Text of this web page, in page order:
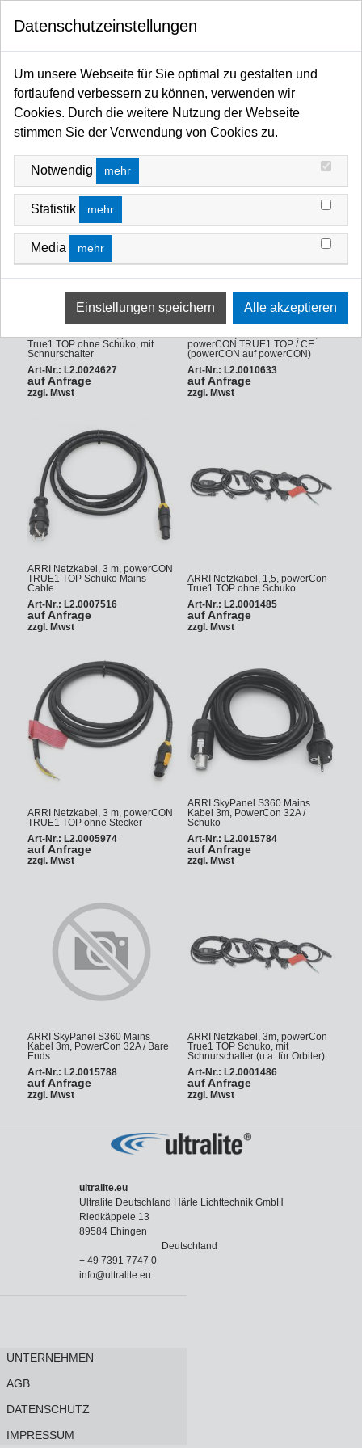
Startseite
LED
ARRI Orbiter / LED
Sonstiges ARRI Zubehör
Netzkabel / Daisy Chain Netzkabel
NETZKABEL / DAISY CHAIN NETZKABEL
ARRI Netzkabel, 3m, powerCon
True1 TOP ohne Schuko, mit
Schnurschalter
Art-Nr.: L2.0024627
auf Anfrage
zzgl. Mwst
ARRI Daisy Chain Cable, 3m,
powerCON TRUE1 TOP / CE
(powerCON auf powerCON)
Art-Nr.: L2.0010633
auf Anfrage
zzgl. Mwst
ARRI Netzkabel, 3 m, powerCON
TRUE1 TOP Schuko Mains
Cable
Art-Nr.: L2.0007516
auf Anfrage
zzgl. Mwst
ARRI Netzkabel, 1,5, powerCon
True1 TOP ohne Schuko
Art-Nr.: L2.0001485
auf Anfrage
zzgl. Mwst
ARRI Netzkabel, 3 m, powerCON
TRUE1 TOP ohne Stecker
Art-Nr.: L2.0005974
auf Anfrage
zzgl. Mwst
ARRI SkyPanel S360 Mains
Kabel 3m, PowerCon 32A /
Schuko
Art-Nr.: L2.0015784
auf Anfrage
zzgl. Mwst
ARRI SkyPanel S360 Mains
Kabel 3m, PowerCon 32A / Bare
Ends
Art-Nr.: L2.0015788
auf Anfrage
zzgl. Mwst
ARRI Netzkabel, 3m, powerCon
True1 TOP Schuko, mit
Schnurschalter (u.a. für Orbiter)
Art-Nr.: L2.0001486
auf Anfrage
zzgl. Mwst
ultralite.eu
Ultralite Deutschland Härle Lichttechnik GmbH
Riedkäppele 13
89584 Ehingen
Deutschland
+ 49 7391 7747 0
info@ultralite.eu
UNTERNEHMEN
AGB
DATENSCHUTZ
IMPRESSUM
Datenschutzeinstellungen
Um unsere Webseite für Sie optimal zu gestalten und
fortlaufend verbessern zu können, verwenden wir
Cookies. Durch die weitere Nutzung der Webseite
stimmen Sie der Verwendung von Cookies zu.
Notwendig mehr
Statistik mehr
Media mehr